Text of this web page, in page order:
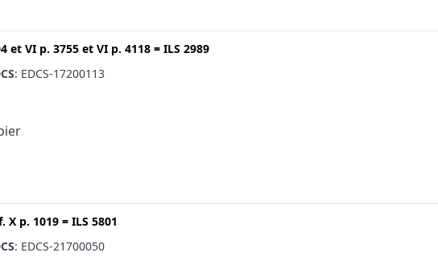
et VI p. 3755 et VI p. 4118 = ILS 2989
: EDCS-17200113
X p. 1019 = ILS 5801
: EDCS-21700050